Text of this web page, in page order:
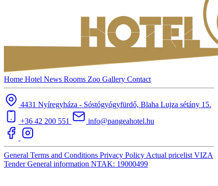
Home Hotel News Rooms Zoo Gallery Contact
4431 Nyíregyháza - Sóstógyógyfürdő, Blaha Lujza sétány 15.
+36 42 200 551
info@pangeahotel.hu
General Terms and Conditions Privacy Policy Actual pricelist VIZA
TenderGeneral information NTAK: 19000499